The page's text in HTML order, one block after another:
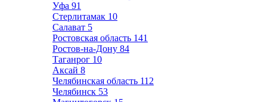
Уфа 91
Стерлитамак 10
Салават 5
Ростовская область 141
Ростов-на-Дону 84
Таганрог 10
Аксай 8
Челябинская область 112
Челябинск 53